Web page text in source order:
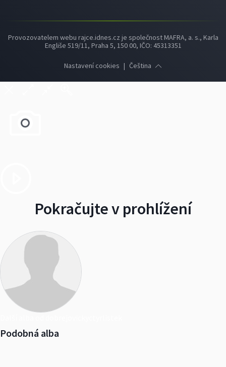
Provozovatelem webu rajce.idnes.cz je společnost MAFRA, a. s., Karla
Engliše 519/11, Praha 5, 150 00, IČO: 45313351
Nastavení cookies | Čeština
Pokračujte v prohlížení
Podobná alba